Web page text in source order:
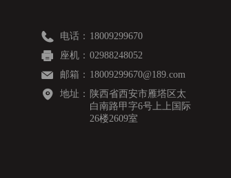
电话： 18009299670
座机： 02988248052
邮箱： 18009299670@189.com
地址： 陕西省西安市雁塔区太
白南路甲字6号上上国际
26楼2609室